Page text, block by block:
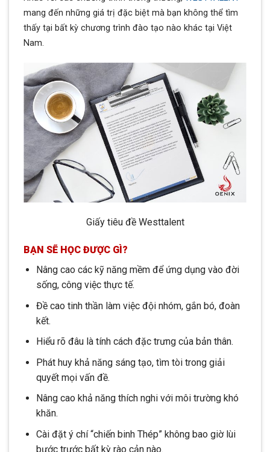
mang đến những giá trị đặc biệt mà bạn không thể tìm
thấy tại bất kỳ chương trình đào tạo nào khác tại Việt
Nam.
Giấy tiêu đề Westtalent
BẠN SẼ HỌC ĐƯỢC GÌ?
Nâng cao các kỹ năng mềm để ứng dụng vào đời
sống, công việc thực tế.
Đề cao tinh thần làm việc đội nhóm, gắn bó, đoàn
kết.
Hiểu rõ đâu là tính cách đặc trưng của bản thân.
Phát huy khả năng sáng tạo, tìm tòi trong giải
quyết mọi vấn đề.
Nâng cao khả năng thích nghi với môi trường khó
khăn.
Cài đặt ý chí “chiến binh Thép” không bao giờ lùi
bước trước bất kỳ rào cản nào.